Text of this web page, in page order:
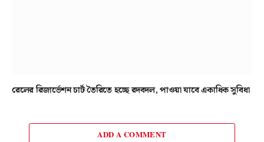
রেলের রিজার্ভেশন চার্ট তৈরিতে হচ্ছে রদবদল, পাওয়া যাবে একাধিক সুবিধা
ADD A COMMENT